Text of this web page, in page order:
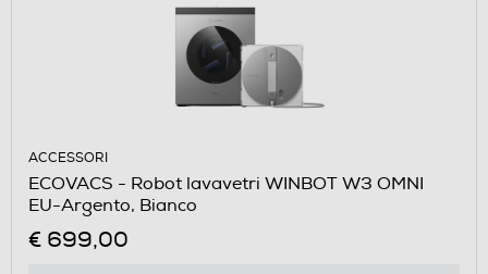
ACCESSORI
ECOVACS - Robot lavavetri WINBOT W3 OMNI
EU-Argento, Bianco
€ 699,00